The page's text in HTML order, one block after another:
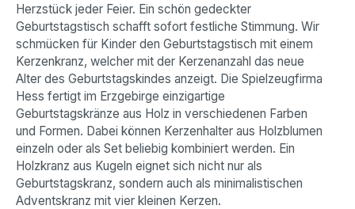
Herzstück jeder Feier. Ein schön gedeckter
Geburtstagstisch schafft sofort festliche Stimmung. Wir
schmücken für Kinder den Geburtstagstisch mit einem
Kerzenkranz, welcher mit der Kerzenanzahl das neue
Alter des Geburtstagskindes anzeigt. Die Spielzeugfirma
Hess fertigt im Erzgebirge einzigartige
Geburtstagskränze aus Holz in verschiedenen Farben
und Formen. Dabei können Kerzenhalter aus Holzblumen
einzeln oder als Set beliebig kombiniert werden. Ein
Holzkranz aus Kugeln eignet sich nicht nur als
Geburtstagskranz, sondern auch als minimalistischen
Adventskranz mit vier kleinen Kerzen.